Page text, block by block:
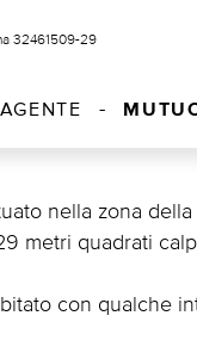
32461509-29
AGENTE
nella zona
metri quadrati
con qualche